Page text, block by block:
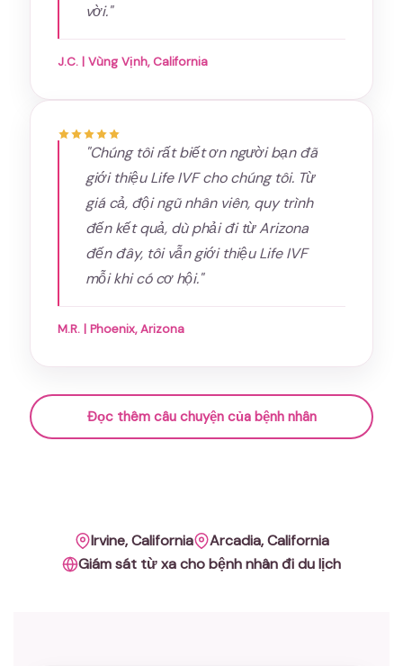
vời."
J.C. | Vùng Vịnh, California
"Chúng tôi rất biết ơn người bạn đã
giới thiệu Life IVF cho chúng tôi. Từ
giá cả, đội ngũ nhân viên, quy trình
đến kết quả, dù phải đi từ Arizona
đến đây, tôi vẫn giới thiệu Life IVF
mỗi khi có cơ hội."
M.R. | Phoenix, Arizona
Đọc thêm câu chuyện của bệnh nhân
Irvine, California
Arcadia, California
Giám sát từ xa cho bệnh nhân đi du lịch